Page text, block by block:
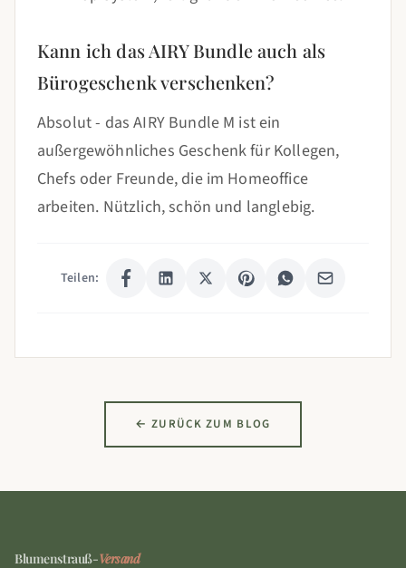
Kann ich das AIRY Bundle auch als
Bürogeschenk verschenken?
Absolut - das AIRY Bundle M ist ein
außergewöhnliches Geschenk für Kollegen,
Chefs oder Freunde, die im Homeoffice
arbeiten. Nützlich, schön und langlebig.
Teilen:
← ZURÜCK ZUM BLOG
Blumenstrauß-Versand